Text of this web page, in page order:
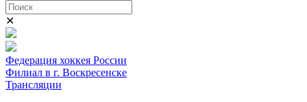
✕
Федерация хоккея России
Филиал в г. Воскресенске
Трансляции